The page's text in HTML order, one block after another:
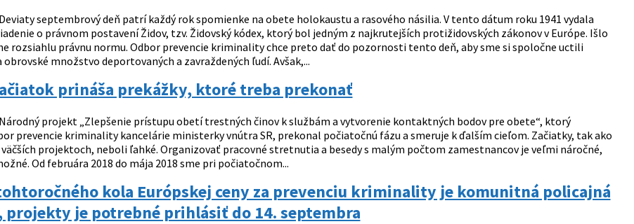
septembrový deň patrí každý rok spomienke na obete holokaustu a rasového násilia. V tento dátum roku 1941 vydala
o právnom postavení Židov, tzv. Židovský kódex, ktorý bol jedným z najkrutejších protižidovských zákonov v Európe. Išlo
rozsiahlu právnu normu. Odbor prevencie kriminality chce preto dať do pozornosti tento deň, aby sme si spoločne uctili
množstvo deportovaných a zavraždených ľudí. Avšak,...
prináša prekážky, ktoré treba prekonať
projekt „Zlepšenie prístupu obetí trestných činov k službám a vytvorenie kontaktných bodov pre obete“, ktorý
prevencie kriminality kancelárie ministerky vnútra SR, prekonal počiatočnú fázu a smeruje k ďalším cieľom. Začiatky, tak ako
projektoch, neboli ľahké. Organizovať pracovné stretnutia a besedy s malým počtom zamestnancov je veľmi náročné,
Od februára 2018 do mája 2018 sme pri počiatočnom...
kola Európskej ceny za prevenciu kriminality je komunitná policajná
projekty je potrebné prihlásiť do 14. septembra